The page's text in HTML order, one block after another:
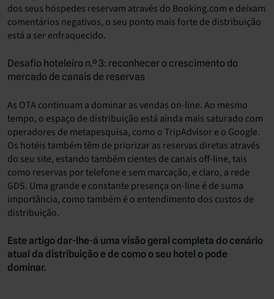
dos seus hóspedes reservam através do Booking.com e deixam
comentários negativos, o seu ponto mais forte de distribuição
está a ser enfraquecido.
Desafio hoteleiro n.º 3: reconhecer o crescimento do
mercado de canais de reservas
As OTA continuam a dominar as vendas on-line. Ao mesmo
tempo, o espaço de distribuição está ainda mais saturado com
operadores de metapesquisa, como o TripAdvisor e o Google.
Os hotéis também têm de priorizar as reservas diretas através
do seu site, estando também cientes de canais off-line, tais
como reservas por telefone e sem marcação, e claro, a rede
GDS. Uma grande e constante presença on-line é de suma
importância, como também é o entendimento dos custos de
distribuição.
Este artigo dar-lhe-á uma visão geral completa do cenário
atual da distribuição e de como o seu hotel o pode
dominar.